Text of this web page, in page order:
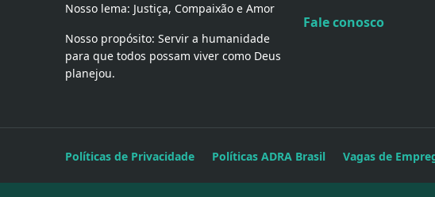
Nosso lema: Justiça, Compaixão e Amor
Nosso propósito: Servir a humanidade
para que todos possam viver como Deus
planejou.
Fale conosco
Políticas de Privacidade Políticas ADRA Brasil Vagas de